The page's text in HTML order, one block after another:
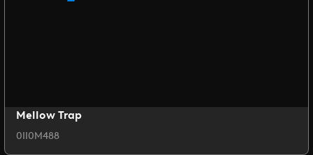
Mellow Trap
0II0M488